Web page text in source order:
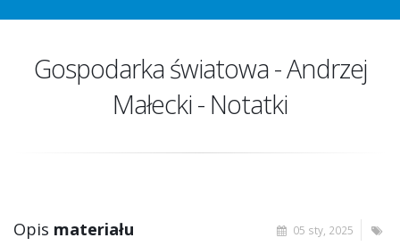
Gospodarka światowa - Andrzej
Małecki - Notatki
05 sty, 2025
Opis materiału